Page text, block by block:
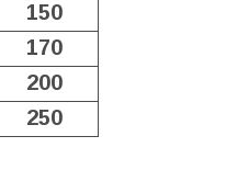
150
170
200
250